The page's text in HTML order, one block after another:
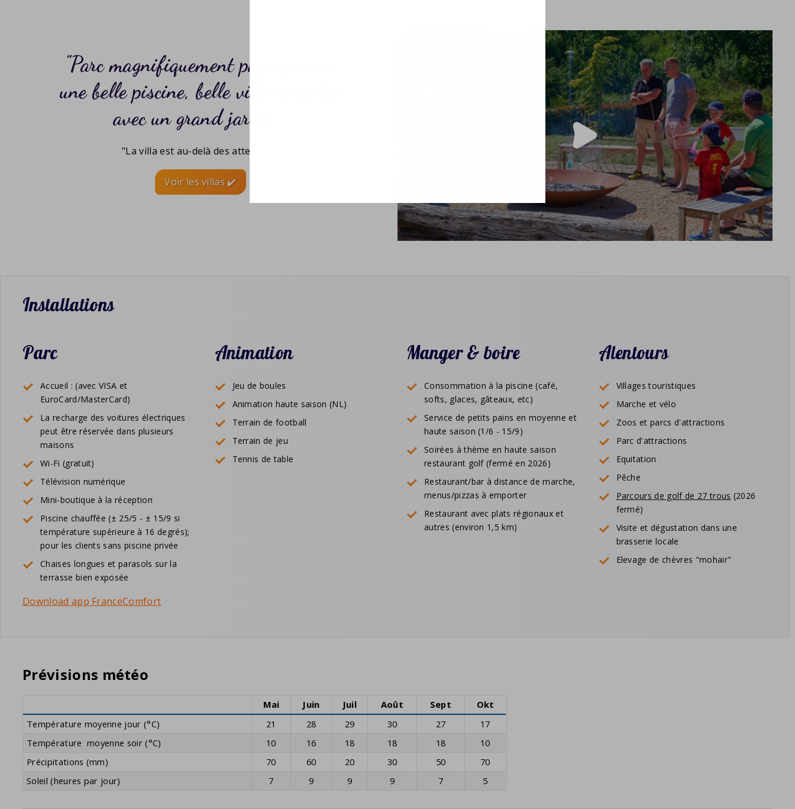
Parc magnifiquement paysagé avec
une belle piscine, belle villa complète
avec un grand jardin.
"La villa est au-delà des attentes !"
Voir les villas ✔️
Installations
Parc
Accueil : (avec VISA et
EuroCard/MasterCard)
La recharge des voitures électriques
peut être réservée dans plusieurs
maisons
Wi-Fi (gratuit)
Télévision numérique
Mini-boutique à la réception
Piscine chauffée (± 25/5 - ± 15/9 si
température supérieure à 16 degrés);
pour les clients sans piscine privée
Chaises longues et parasols sur la
terrasse bien exposée
Download app FranceComfort
Animation
Jeu de boules
Animation haute saison (NL)
Terrain de football
Terrain de jeu
Tennis de table
Manger & boire
Consommation à la piscine (café,
softs, glaces, gâteaux, etc)
Service de petits pains en moyenne et
haute saison (1/6 - 15/9)
Soirées à thème en haute saison
restaurant golf (fermé en 2026)
Restaurant/bar à distance de marche,
menus/pizzas à emporter
Restaurant avec plats régionaux et
autres (environ 1,5 km)
Alentours
Villages touristiques
Marche et vélo
Zoos et parcs d'attractions
Parc d'attractions
Equitation
Pêche
Parcours de golf de 27 trous (2026
fermé)
Visite et dégustation dans une
brasserie locale
Elevage de chèvres "mohair"
Prévisions météo
Mai Juin Juil Août Sept
Okt
Température moyenne jour (°C)
21 28 29 30 27
17
Température moyenne soir (°C)
10 16 18 18 18
10
Précipitations (mm)
70 60 20 30 50
70
Soleil (heures par jour)
7 9 9 9 7 5